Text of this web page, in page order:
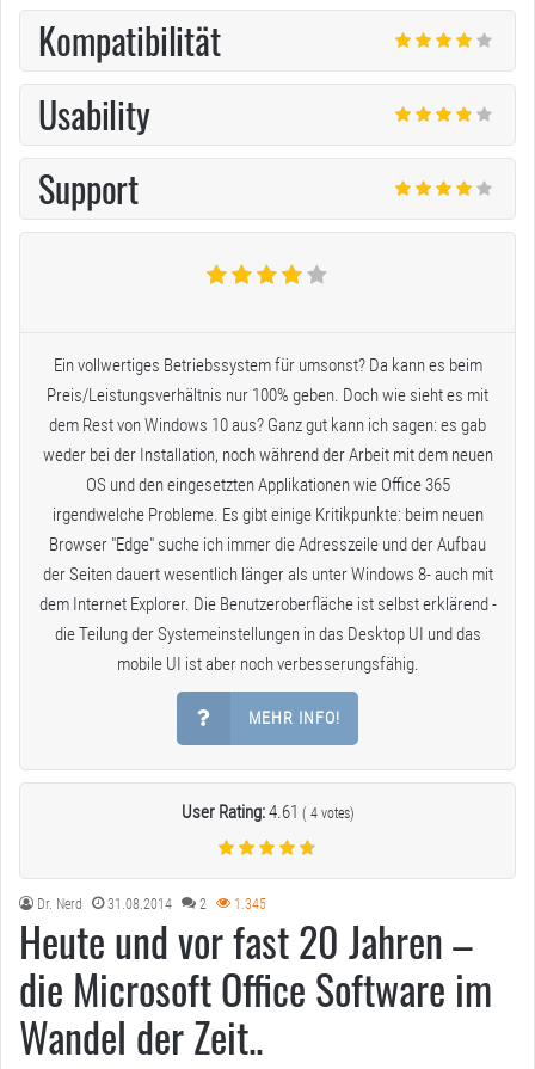
Kompatibilität
Usability
Support
Ein vollwertiges Betriebssystem für umsonst? Da kann es beim
Preis/Leistungsverhältnis nur 100% geben. Doch wie sieht es mit
dem Rest von Windows 10 aus? Ganz gut kann ich sagen: es gab
weder bei der Installation, noch während der Arbeit mit dem neuen
OS und den eingesetzten Applikationen wie Office 365
irgendwelche Probleme. Es gibt einige Kritikpunkte: beim neuen
Browser "Edge" suche ich immer die Adresszeile und der Aufbau
der Seiten dauert wesentlich länger als unter Windows 8- auch mit
dem Internet Explorer. Die Benutzeroberfläche ist selbst erklärend -
die Teilung der Systemeinstellungen in das Desktop UI und das
mobile UI ist aber noch verbesserungsfähig.
MEHR INFO!
User Rating:4.61 ( 4votes)
Dr. Nerd 31.08.2014 2 1.345
Heute und vor fast 20 Jahren –
die Microsoft Office Software im
Wandel der Zeit..